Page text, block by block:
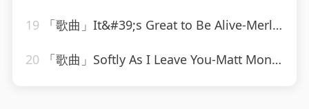
19 「歌曲」It&#39;s Great to Be Alive-Merle Haggard
20 「歌曲」Softly As I Leave You-Matt Monro